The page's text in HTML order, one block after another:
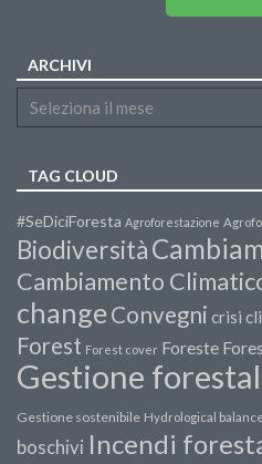
ARCHIVI
TAG CLOUD
#SeDiciForesta Agroforestazione
Biodiversità
Cambiamento
changeConvegni crisi
Forest Forest cover Foreste
Gestione
Gestione sostenibile Hydrological balance
boschivi Incendi